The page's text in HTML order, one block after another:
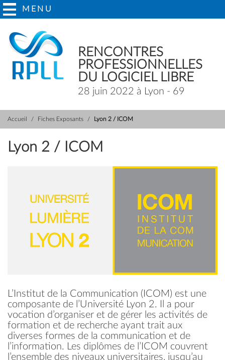
MENU
RENCONTRES
PROFESSIONNELLES
DU LOGICIEL LIBRE
28 juin 2022 à Lyon - 69
Accueil Fiches Exposants Lyon 2 / ICOM
Lyon 2 / ICOM
L’Institut de la Communication (ICOM) est une
composante de l’Université Lyon 2. Il a pour
vocation d’organiser et de gérer les activités de
formation et de recherche ayant trait aux
diverses formes de la communication et de
l’information. Les diplômes de l’ICOM couvrent
l’ensemble des niveaux universitaires, jusqu’au